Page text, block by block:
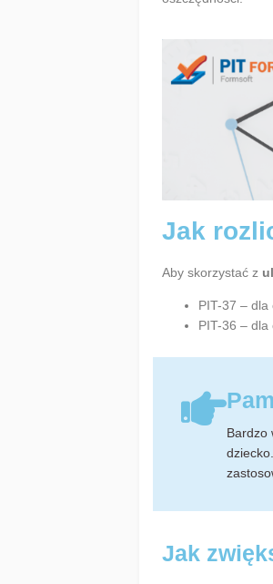
Jak
Aby skorzystać z
PIT-37 –
PIT-36 – dla
Bardzo
Jak